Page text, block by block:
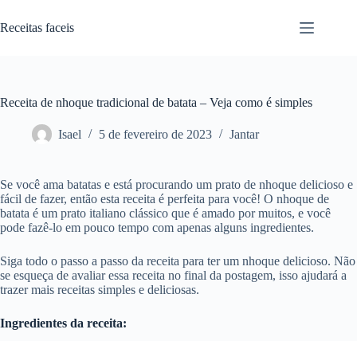
para
o
Receitas faceis
Receita de nhoque tradicional de batata – Veja como é simples
Isael 5 de fevereiro de 2023 Jantar
Se você ama batatas e está procurando um prato de nhoque delicioso e
fácil de fazer, então esta receita é perfeita para você! O nhoque de
batata é um prato italiano clássico que é amado por muitos, e você
pode fazê-lo em pouco tempo com apenas alguns ingredientes.
Siga todo o passo a passo da receita para ter um nhoque delicioso. Não
se esqueça de avaliar essa receita no final da postagem, isso ajudará a
trazer mais receitas simples e deliciosas.
Ingredientes da receita: